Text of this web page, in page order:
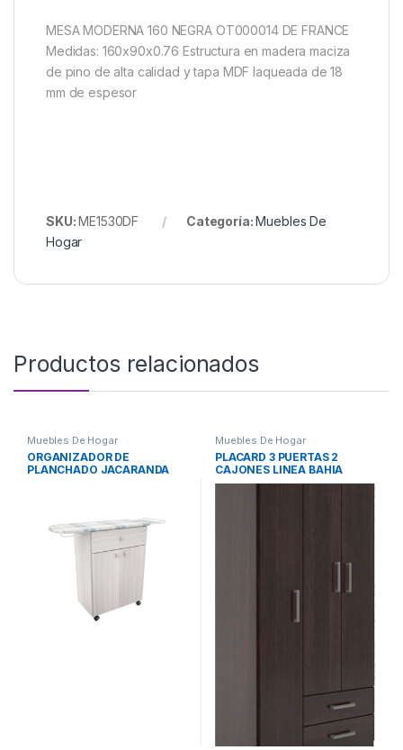
MESA MODERNA 160 NEGRA OT000014 DE FRANCE
Medidas: 160x90x0.76 Estructura en madera maciza
de pino de alta calidad y tapa MDF laqueada de 18
mm de espesor
SKU:ME1530DF Categoría:Muebles De
Hogar
Productos relacionados
Muebles De Hogar
ORGANIZADOR DE
PLANCHADO JACARANDA
Muebles De Hogar
PLACARD 3 PUERTAS 2
CAJONES LINEA BAHIA
WENGUE (3533)